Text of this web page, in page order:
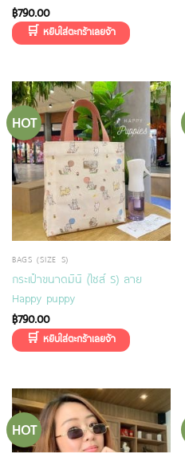
฿790.00
HOT
BAGS (SIZE S)
กระเป๋าขนาดมินิ (ไซส์ S) ลาย
Happy puppy
฿790.00
HOT